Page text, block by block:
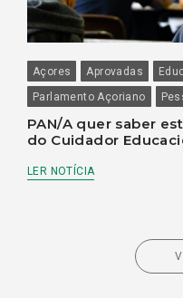
Açores Aprovadas
Parlamento Açoriano
PAN/A quer saber
do Cuidador
LER NOTÍCIA